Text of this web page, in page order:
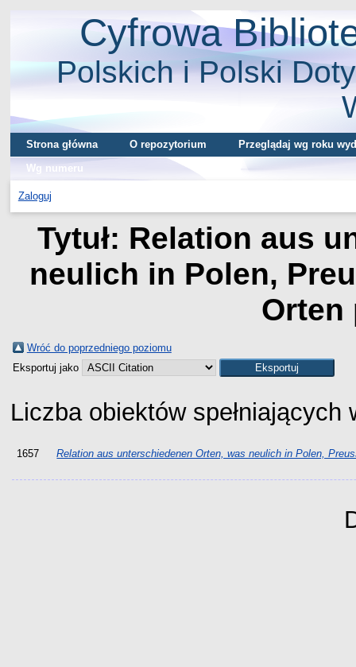
Cyfrowa
Polskich i Polski
Strona główna O repozytorium
Przeglądaj wg roku
Wg numeru
Zaloguj
Tytuł: Relation aus
neulich in Polen,
Orten
Wróć do poprzedniego poziomu
Eksportuj jako
Liczba obiektów
1657 Relation aus unterschiedenen Orten, was neulich in Polen,